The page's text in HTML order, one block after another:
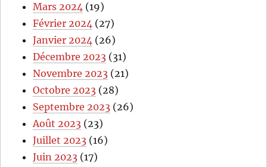
Mars 2024 (19)
Février 2024 (27)
Janvier 2024 (26)
Décembre 2023 (31)
Novembre 2023 (21)
Octobre 2023 (28)
Septembre 2023 (26)
Août 2023 (23)
Juillet 2023 (16)
Juin 2023 (17)